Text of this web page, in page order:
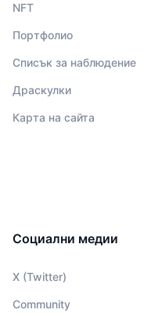
NFT
Портфолио
Списък за наблюдение
Драскулки
Карта на сайта
Социални медии
X (Twitter)
Community